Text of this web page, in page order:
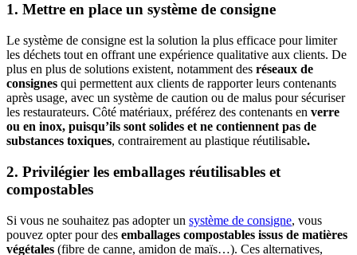
1. Mettre en place un système de consigne
Le système de consigne est la solution la plus efficace pour limiter
les déchets tout en offrant une expérience qualitative aux clients. De
plus en plus de solutions existent, notamment des réseaux de
consignes qui permettent aux clients de rapporter leurs contenants
après usage, avec un système de caution ou de malus pour sécuriser
les restaurateurs. Côté matériaux, préférez des contenants en verre
ou en inox, puisqu’ils sont solides et ne contiennent pas de
substances toxiques, contrairement au plastique réutilisable.
2. Privilégier les emballages réutilisables et
compostables
Si vous ne souhaitez pas adopter un système de consigne, vous
pouvez opter pour des emballages compostables issus de matières
végétales (fibre de canne, amidon de maïs…). Ces alternatives,